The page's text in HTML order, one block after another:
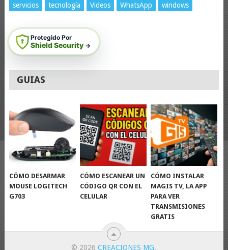
servicios
tecnología Videos WhatsApp windows
Protegido Por
Shield Security →
GUIAS
CÓMO DESARMAR
MOUSE LOGITECH
G703
CÓMO ESCANEAR UN
CÓDIGO QR CON EL
CELULAR
CÓMO INSTALAR
MAGIS TV, LA APP
PARA VER
TRANSMISIONES
GRATIS
© 2026CREACIONES MG.